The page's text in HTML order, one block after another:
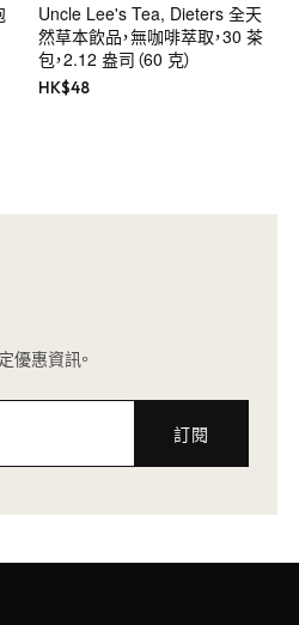
Uncle Lee's Tea, Dieters 全天
然草本飲品，無咖啡萃取，30 茶
包，2.12 盎司（60 克）
HK$48
優惠資訊。
訂閱